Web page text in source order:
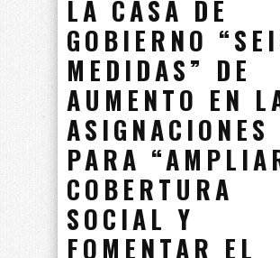
LA CASA DE
GOBIERNO
MEDIDAS” DE
AUMENTO EN
ASIGNACIONES
PARA
COBERTURA
SOCIAL Y
FOMENTAR EL